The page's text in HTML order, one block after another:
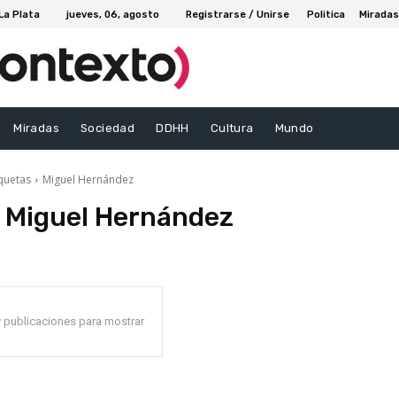
Plata jueves, 06, agosto Registrarse / Unirse Politica Miradas
Miradas Sociedad DDHH Cultura Mundo
Miguel Hernández
Miguel Hernández
publicaciones para mostrar